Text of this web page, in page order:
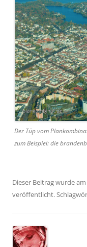
Der Tüp vom
zum Beispiel: die
Dieser Beitrag wurde am
veröffentlicht.